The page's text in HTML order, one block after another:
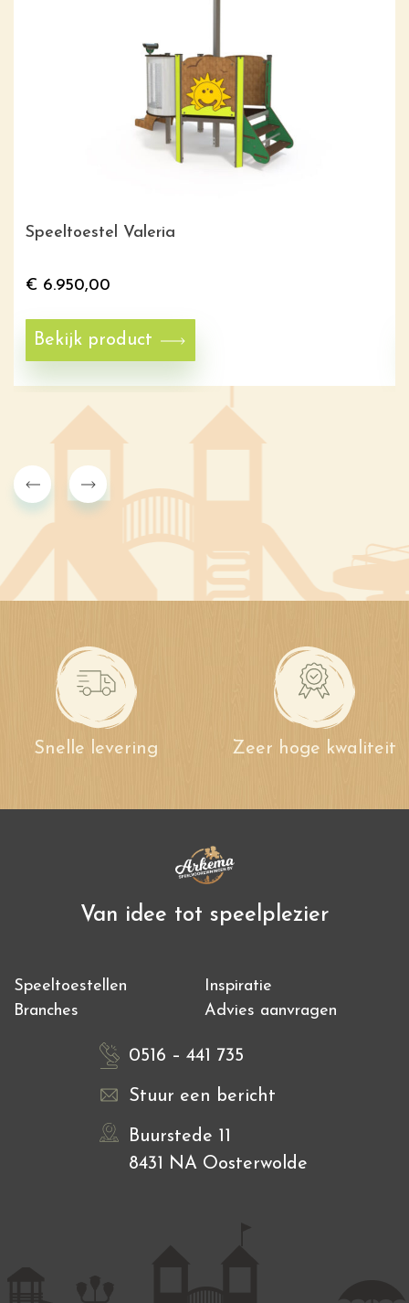
Speeltoestel Valeria
€ 6.950,00
Bekijk product
Snelle levering Zeer hoge kwaliteit
Van idee tot speelplezier
Speeltoestellen
Inspiratie
Branches
Advies aanvragen
0516 – 441 735
Stuur een bericht
Buurstede 11
8431 NA Oosterwolde